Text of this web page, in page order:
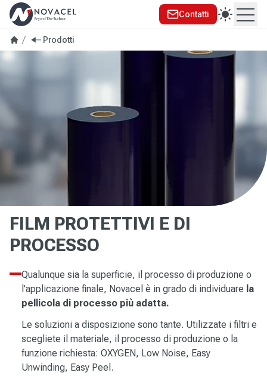
Contatti
Prodotti
FILM PROTETTIVI E DI
PROCESSO
Qualunque sia la superficie, il processo di produzione o
l'applicazione finale, Novacel è in grado di individuare la
pellicola di processo più adatta.
Le soluzioni a disposizione sono tante. Utilizzate i filtri e
scegliete il materiale, il processo di produzione o la
funzione richiesta: OXYGEN, Low Noise, Easy
Unwinding, Easy Peel.
menu